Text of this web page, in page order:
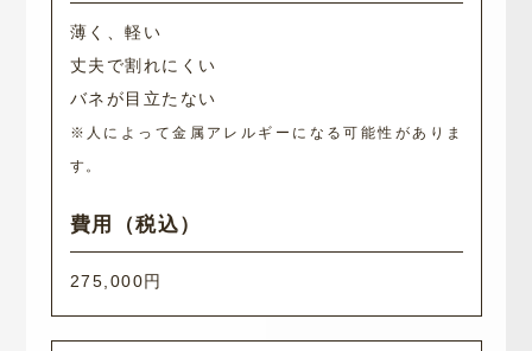
薄く、軽い
丈夫で割れにくい
バネが目立たない
※人によって金属アレルギーになる可能性がありま
す。
275,000円